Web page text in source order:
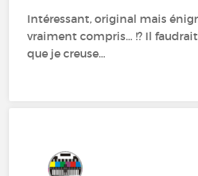
Intéressant, original mais
vraiment compris… !? Il
que je creuse…